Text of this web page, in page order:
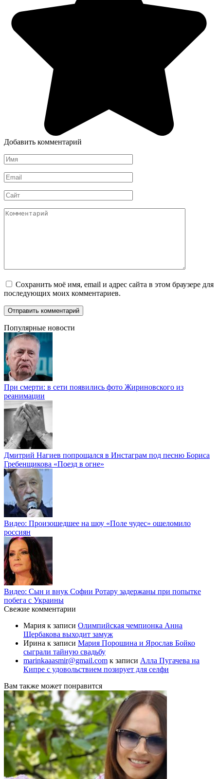
Добавить комментарий
Имя
*
Email
*
Сайт
Комментарий
Сохранить моё имя, email и адрес сайта в этом браузере для
последующих моих комментариев.
Популярные новости
При смерти: в сети появились фото Жириновского из
реанимации
Дмитрий Нагиев попрощался в Инстаграм под песню Бориса
Гребенщикова «Поезд в огне»
Видео: Произошедшее на шоу «Поле чудес» ошеломило
россиян
Видео: Сын и внук Софии Ротару задержаны при попытке
побега с Украины
Свежие комментарии
Мария к записи Олимпийская чемпионка Анна
Щербакова выходит замуж
Ирина к записи Мария Порошина и Ярослав Бойко
сыграли тайную свадьбу
marinkaaasmir@gmail.com к записи Алла Пугачева на
Кипре с удовольствием позирует для селфи
Вам также может понравится